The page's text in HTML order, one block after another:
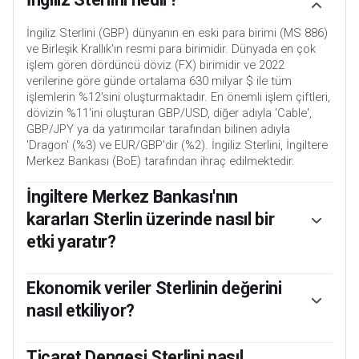
İngiliz Sterlini (GBP) dünyanın en eski para birimi (MS 886)
ve Birleşik Krallık'ın resmi para birimidir. Dünyada en çok
işlem gören dördüncü döviz (FX) birimidir ve 2022
verilerine göre günde ortalama 630 milyar $ ile tüm
işlemlerin %12'sini oluşturmaktadır. En önemli işlem çiftleri,
dövizin %11'ini oluşturan GBP/USD, diğer adıyla 'Cable',
GBP/JPY ya da yatırımcılar tarafından bilinen adıyla
'Dragon' (%3) ve EUR/GBP'dir (%2). İngiliz Sterlini, İngiltere
Merkez Bankası (BoE) tarafından ihraç edilmektedir.
İngiltere Merkez Bankası'nın
kararları Sterlin üzerinde nasıl bir
etki yaratır?
Merkez Bankası tarafından belirlenen para politikasıdır. BoE
kararlarını, birincil hedefi olan %2 civarında istikrarlı bir
enflasyon oranı olan “fiyat istikrarına” ulaşıp ulaşmadığına
oranlarının ayarlanmasıdır. Enflasyon çok yüksek
Ekonomik veriler Sterlinin değerini
nasıl etkiliyor?
Sterlini'nin değerini etkileyebilir. GSYH, İmalat ve Hizmet